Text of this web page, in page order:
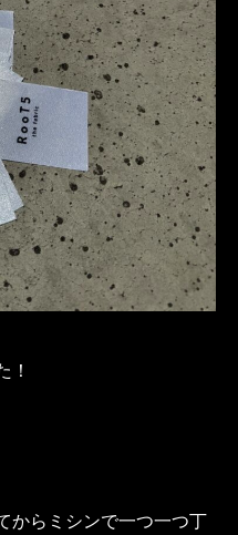
！
からミシンで一つ一つ丁